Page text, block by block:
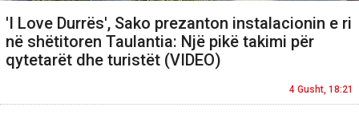
'I Love Durrës', Sako prezanton instalacionin e ri
në shëtitoren Taulantia: Një pikë takimi për
qytetarët dhe turistët (VIDEO)
4 Gusht, 18:21